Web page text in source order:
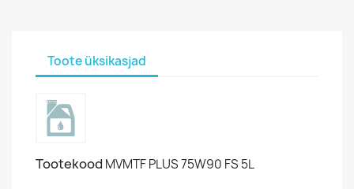
Toote üksikasjad
Tootekood MVMTF PLUS 75W90 FS 5L